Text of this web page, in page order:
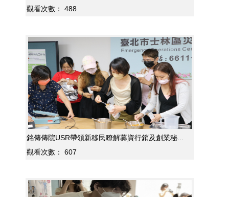
觀看次數：
488
銘傳傳院USR帶領新移民瞭解募資行銷及創業秘...
觀看次數：
607